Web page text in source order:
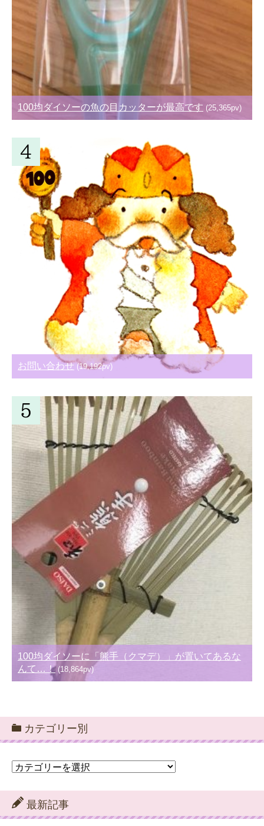
100均ダイソーの魚の目カッターが最高です (25,365pv)
お問い合わせ (19,192pv)
100均ダイソーに「熊手（クマデ）」が置いてあるな
んて…！ (18,864pv)
カテゴリー別
カ
ゴ
リ
ー
最新記事